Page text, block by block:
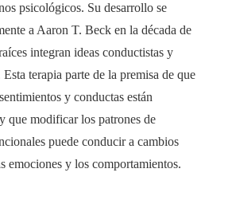
psicológicos. Su desarrollo se
a Aaron T. Beck en la década de
integran ideas conductistas y
terapia parte de la premisa de que
y conductas están
que modificar los patrones de
puede conducir a cambios
emociones y los comportamientos.